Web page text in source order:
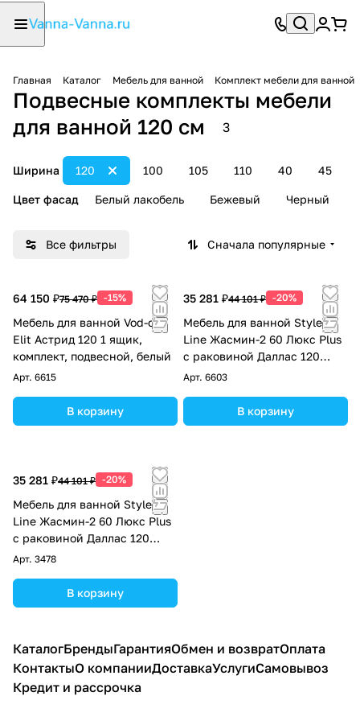
Главная Каталог Мебель для ванной Комплект мебели для ванной
Подвесные комплекты мебели
для ванной 120 см
3
Ширина 100 105 110
120 40 45
Цвет фасад Белый лакобель Бежевый Черный
Все фильтры Сначала популярные
64 150 ₽75 470 ₽ -15%
Мебель для ванной Vod-ok
Elit Астрид 120 1 ящик,
комплект, подвесной, белый
Арт. 6615
В корзину
35 281 ₽44 101 ₽ -20%
Мебель для ванной Style
Line Жасмин-2 60 Люкс Plus
с раковиной Даллас 120
Люкс PLUS R комплект,
Арт. 6603
В корзину
35 281 ₽44 101 ₽ -20%
Мебель для ванной Style
Line Жасмин-2 60 Люкс Plus
с раковиной Даллас 120
Люкс PLUS L комплект,
Арт. 3478
В корзину
КаталогБрендыГарантияОбмен и возвратОплата
КонтактыО компанииДоставкаУслугиСамовывоз
Кредит и рассрочка